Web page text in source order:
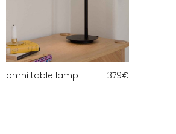
omni table lamp 379€